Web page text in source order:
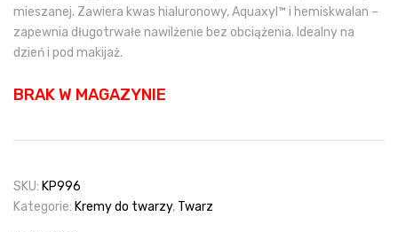
mieszanej. Zawiera kwas hialuronowy, Aquaxyl™ i hemiskwalan –
zapewnia długotrwałe nawilżenie bez obciążenia. Idealny na
dzień i pod makijaż.
BRAK W MAGAZYNIE
SKU: KP996
Kategorie: Kremy do twarzy, Twarz